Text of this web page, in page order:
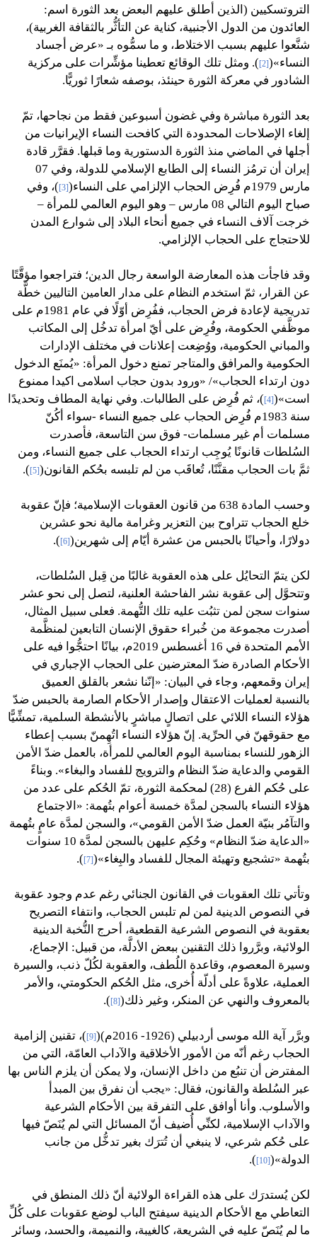
التروتسكيين (الذين أطلق عليهم البعض بعد الثورة اسم:
العائدون من الدول الأجنبية، كناية عن التأثُّر بالثقافة الغربية)،
شنَّعوا عليهم بسبب
الاختلاط، و ما سمُّوه بـ «عرض أجساد
النساء»([2]
). ومثل تلك الوقائع تعطينا مؤشِّرات على مركزية
الشادور في معركة الثورة حينئذ، بوصفه شعارًا ثوريًّا.
بعد الثورة مباشرة وفي غضون أسبوعين فقط من نجاحها، تمّ
إلغاء الإصلاحات المحدودة التي كافحت النساء الإيرانيات من
أجلها في الماضي منذ الثورة الدستورية وما قبلها. فقرَّر قادة
إيران أن ترمُز النساء إلى الطابع الإسلامي للدولة، وفي 07
مارس 1979م فُرِض الحجاب الإلزامي على النساء(
[3]
)، وفي
صباح اليوم التالي 08 مارس – وهو اليوم العالمي للمرأة –
خرجت آلاف النساء في جميع أنحاء البلاد إلى شوارع المدن
للاحتجاج على الحجاب الإلزامي.
وقد فاجأت هذه المعارضة الواسعة رجال الدين؛ فتراجعوا مؤقَّتًا
عن القرار، ثمّ استخدم النظام على مدار العامين التاليين خطَّة
تدريجية لإعادة فرض الحجاب، ففُرِض أوّلًا في عام 1981م على
موظَّفي الحكومة، وفُرِض على أيّ امرأة تدخُل إلى المكاتب
والمباني الحكومية، ووُضِعت إعلانات في مختلف الإدارات
الحكومية والمرافق والمتاجر تمنع دخول المرأة: «يُمنَع الدخول
دون ارتداء الحجاب»/ «ورود بدون حجاب اسلامى اكيدا ممنوع
است»([4]
)، ثم فُرِض على الطالبات. وفي نهاية المطاف وتحديدًا
سنة 1983م فُرِض الحجاب على جميع النساء -سواء أكُنّ
مسلمات أم غير مسلمات- فوق سن التاسعة، فأصدرت
السُلطات قانونًا يُوجِب ارتداء الحجاب على جميع النساء، ومن
ثمَّ بات الحجاب مقنَّنًا، تُعاقَب من لم تلبسه بحُكم القانون([5]
).
وحسب المادة 638 من قانون العقوبات الإسلامية؛ فإنّ عقوبة
خلع الحجاب تتراوح بين التعزير وغرامة مالية نحو عشرين
دولارًا، وأحيانًا بالحبس من عشرة أيّام إلى شهرين([6]
).
لكن يتمّ التحايُل على هذه العقوبة غالبًا من قِبل السُلطات،
وتتحوَّل إلى عقوبة نشر الفاحشة العلنية، لتصل إلى نحو عشر
سنوات سجن لمن تثبُت عليه تلك التُّهمة. فعلى سبيل المثال،
أصدرت مجموعة من خُبراء حقوق الإنسان التابعين لمنظَّمة
الأمم المتحدة في 16 أغسطس 2019م، بيانًا احتجُّوا فيه على
الأحكام الصادرة ضدّ المعترضين على الحجاب الإجباري في
إيران وقمعهم، وجاء في البيان: «إنّنا نشعر بالقلق العميق
بالنسبة لعمليات الاعتقال وإصدار الأحكام الصارمة بالحبس ضدّ
هؤلاء النساء اللائي على اتصالٍ مباشرٍ بالأنشطة السلمية، تمشِّيًّا
مع حقوقهنّ في الحرِّية. إنّ هؤلاء النساء اتُهِمنّ بسبب إعطاء
الزهور للنساء بمناسبة اليوم العالمي للمرأة، بالعمل ضدّ الأمن
القومي والدعاية ضدّ النظام والترويج للفساد والبغاء». وبناءً
على حُكم الفرع (28) لمحكمة الثورة، تمّ الحُكم على عدد من
هؤلاء النساء بالسجن لمدَّة خمسة أعوام بتُهمة: «الاجتماع
والتآمُر بنيّة العمل ضدّ الأمن القومي»، والسجن لمدَّة عامٍ بتُهمة
«الدعاية ضدّ النظام» وحُكِم عليهن بالسجن لمدَّة 10 سنوات
بتُهمة «تشجيع وتهيئة المجال للفساد والبِغاء»([7]
).
وتأتي تلك العقوبات في القانون الجنائي رغم عدم وجود عقوبة
في النصوص الدينية لمن لم تلبس الحجاب، وانتفاء التصريح
بعقوبة في النصوص الشرعية القطعية، أحرج النُّخبة الدينية
الولائية، وبرَّروا ذلك التقنين ببعض الأدلَّة، من قبيل: الإجماع،
وسيرة المعصوم، وقاعدة اللُطف، والعقوبة لكُلّ ذنب، والسيرة
العملية، علاوةً على أدلّة أُخرى، مثل الحُكم الحكومتي، والأمر
بالمعروف والنهي عن المنكر، وغير ذلك(
[8]
).
وبرَّر آية الله موسى أردبيلي (1926- 2016م)( [9]
)، تقنين إلزامية
الحجاب رغم أنّه من الأمور الأخلاقية والآداب العامّة، التي من
المفترض أن تنبُع من داخل الإنسان، ولا يمكن أن يلزم الناس بها
عبر السُلطة والقانون، فقال: «يجب أن نفرق بين المبدأ
والأسلوب. وأنا أوافق على التفرقة بين الأحكام الشرعية
والآداب الإسلامية، لكنِّي أُضيف أنّ المسائل التي لم يُنَصّ فيها
على حُكم شرعي، لا ينبغي أن تُترَك بغير تدخُّل من جانب
الدولة»([10]
).
لكن يُستدرَك على هذه القراءة الولائية أنّ ذلك المنطق في
التعاطي مع الأحكام الدينية سيفتح الباب لوضع عقوبات على كُلِّ
ما لم يُنَصّ عليه في الشريعة، كالغيبة، والنميمة، والحسد، وسائر